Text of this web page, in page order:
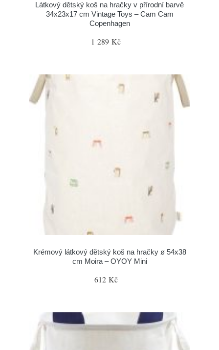
Látkový dětský koš na hračky v přírodní barvě
34x23x17 cm Vintage Toys – Cam Cam
Copenhagen
1 289 Kč
Krémový látkový dětský koš na hračky ø 54x38
cm Moira – OYOY Mini
612 Kč